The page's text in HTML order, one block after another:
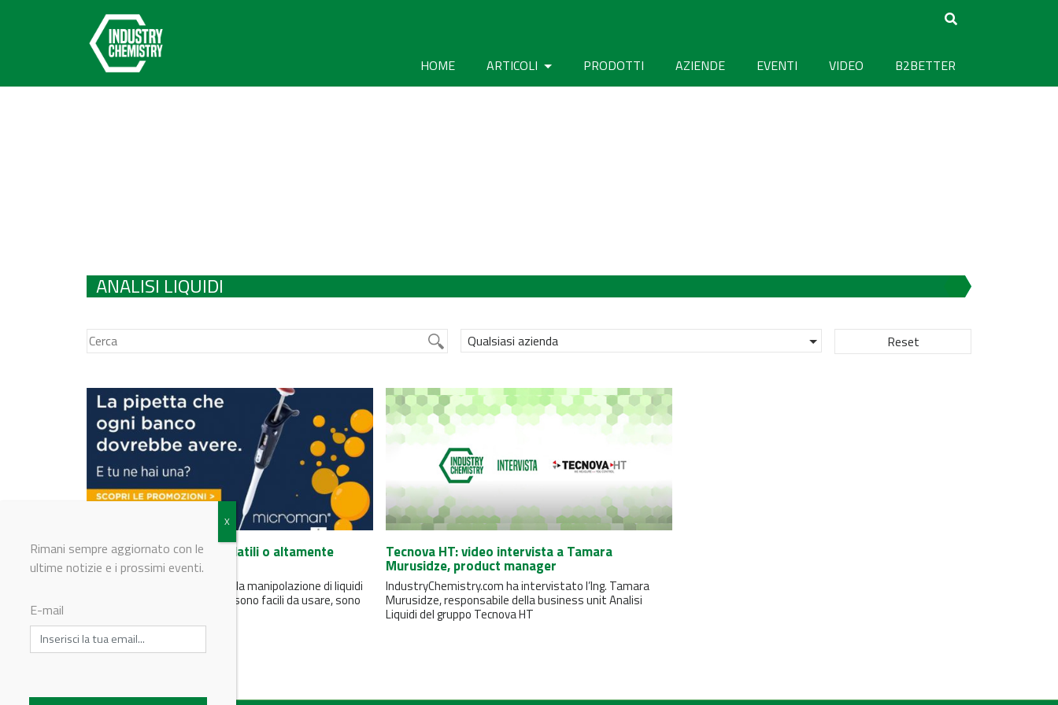
HOME ARTICOLI PRODOTTI AZIENDE EVENTI VIDEO B2BETTER
ANALISI LIQUIDI
Qualsiasi azienda Reset
Come pipettare liquidi volatili o altamente
contaminati
Le pipette MICROMAN® E per la manipolazione di liquidi
viscosi, volatili o contaminati sono facili da usare, sono
Tecnova HT: video intervista a Tamara
Murusidze, product manager
IndustryChemistry.com ha intervistato l’Ing. Tamara
Murusidze, responsabile della business unit Analisi
Liquidi del gruppo Tecnova HT
Rimani sempre aggiornato con le
ultime notizie e i prossimi eventi.
E-mail